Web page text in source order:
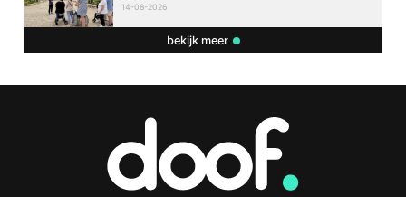
14-08-2026
bekijk meer